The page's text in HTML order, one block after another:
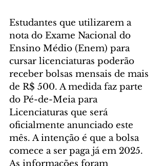
Estudantes que utilizarem a
nota do Exame Nacional do
Ensino Médio (Enem) para
cursar licenciaturas poderão
receber bolsas mensais de mais
de R$ 500. A medida faz parte
do Pé-de-Meia para
Licenciaturas que será
oficialmente anunciado este
mês. A intenção é que a bolsa
comece a ser paga já em 2025.
As informações foram